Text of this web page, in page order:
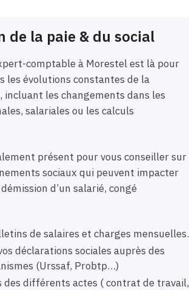
de la paie & du social
comptable à Morestel est là pour
les évolutions constantes de la
incluant les changements dans les
salariales ou les calculs
présent pour vous conseiller sur
sociaux qui peuvent impacter
d’un salarié, congé
de salaires et charges mensuelles.
déclarations sociales auprès des
(Urssaf, Probtp…)
des différents actes ( contrat de travail,